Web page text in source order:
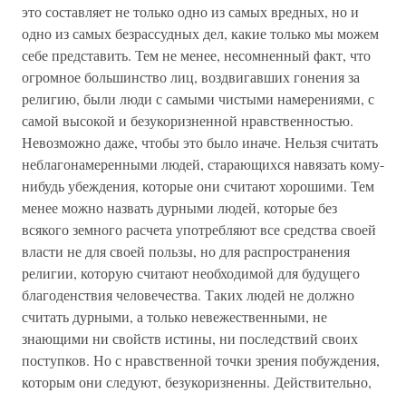
это составляет не только одно из самых вредных, но и
одно из самых безрассудных дел, какие только мы можем
себе представить. Тем не менее, несомненный факт, что
огромное большинство лиц, воздвигавших гонения за
религию, были люди с самыми чистыми намерениями, с
самой высокой и безукоризненной нравственностью.
Невозможно даже, чтобы это было иначе. Нельзя считать
неблагонамеренными людей, старающихся навязать кому-
нибудь убеждения, которые они считают хорошими. Тем
менее можно назвать дурными людей, которые без
всякого земного расчета употребляют все средства своей
власти не для своей пользы, но для распространения
религии, которую считают необходимой для будущего
благоденствия человечества. Таких людей не должно
считать дурными, а только невежественными, не
знающими ни свойств истины, ни последствий своих
поступков. Но с нравственной точки зрения побуждения,
которым они следуют, безукоризненны. Действительно,